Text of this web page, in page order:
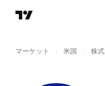
マーケット 米国 株式